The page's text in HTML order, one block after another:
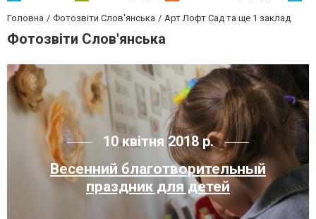
Головна Фотозвіти Слов'янська Арт Лофт Сад та ще 1 заклад
Фотозвіти Слов'янська
10 квітня 2018 р.
Весенний благотворительный
праздник для детей